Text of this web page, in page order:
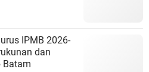
IPMB 2026-
dan
Batam